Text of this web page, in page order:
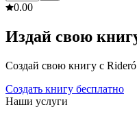
0.00
Издай свою
Создай свою книгу с
Создать книгу бесплатно
Наши услуги